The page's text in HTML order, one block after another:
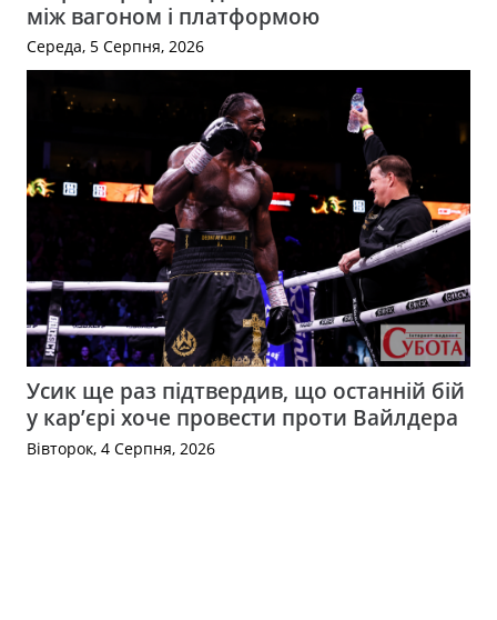
між вагоном і платформою
Середа, 5 Серпня, 2026
Усик ще раз підтвердив, що останній бій
у кар’єрі хоче провести проти Вайлдера
Вівторок, 4 Серпня, 2026